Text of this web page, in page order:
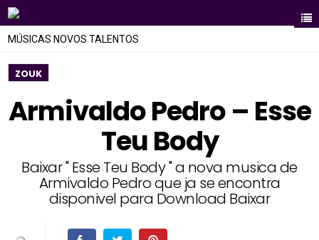
MÚSICAS NOVOS TALENTOS
ZOUK
Armivaldo Pedro – Esse
Teu Body
Baixar " Esse Teu Body " a nova musica de
Armivaldo Pedro que ja se encontra
disponivel para Download Baixar